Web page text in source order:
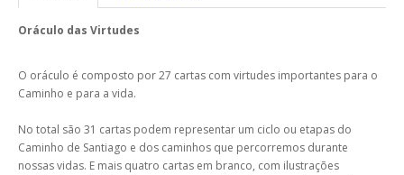
Oráculo das Virtudes
O oráculo é composto por 27 cartas com virtudes importantes para o
Caminho e para a vida.
No total são 31 cartas podem representar um ciclo ou etapas do
Caminho de Santiago e dos caminhos que percorremos durante
nossas vidas. E mais quatro cartas em branco, com ilustrações